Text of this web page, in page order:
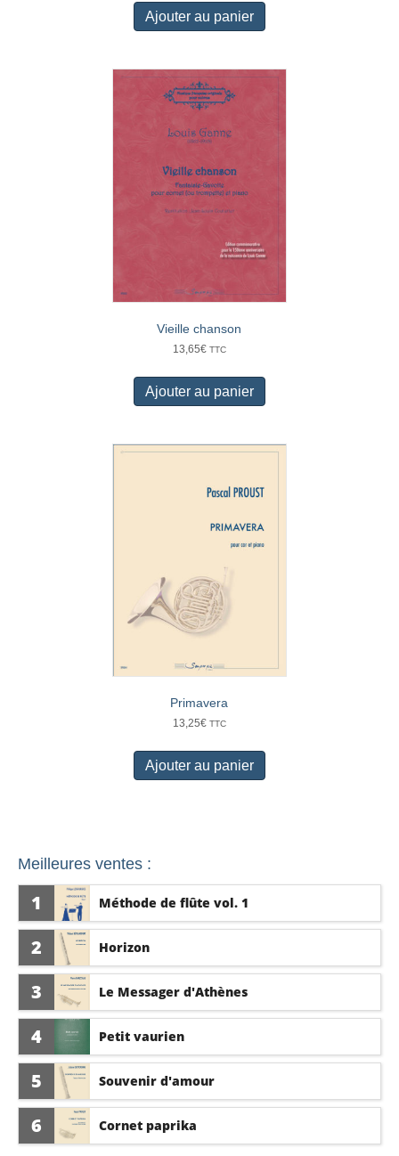
Ajouter au panier
Vieille chanson
13,65€ TTC
Ajouter au panier
Primavera
13,25€ TTC
Ajouter au panier
Meilleures ventes :
1 Méthode de flûte vol. 1
2 Horizon
3 Le Messager d'Athènes
4 Petit vaurien
5 Souvenir d'amour
6 Cornet paprika